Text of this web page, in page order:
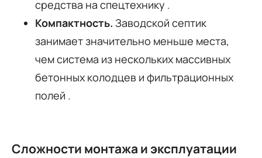
средства на спецтехнику .
Компактность. Заводской септик
занимает значительно меньше места,
чем система из нескольких массивных
бетонных колодцев и фильтрационных
полей .
Сложности монтажа и эксплуатации